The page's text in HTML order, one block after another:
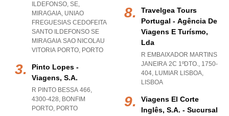
ILDEFONSO, SE,
MIRAGAIA, UNIAO
FREGUESIAS CEDOFEITA
SANTO ILDEFONSO SE
MIRAGAIA SAO NICOLAU
VITORIA PORTO, PORTO
Pinto Lopes -
Viagens, S.a.
R PINTO BESSA 466,
4300-428, BONFIM
PORTO, PORTO
Travelgea Tours
Portugal - Agência De
Viagens E Turísmo,
Lda
R EMBAIXADOR MARTINS
JANEIRA 2C 1ºDTO., 1750-
404, LUMIAR LISBOA,
LISBOA
Viagens El Corte
Inglês, S.a. - Sucursal